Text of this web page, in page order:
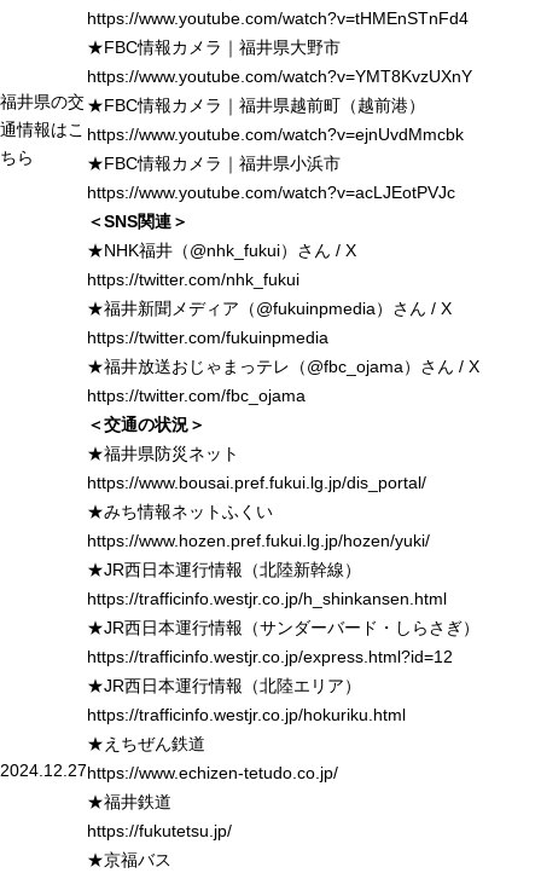
福井県の交
通情報はこ
ちら
2024.12.27
https://www.youtube.com/watch?v=tHMEnSTnFd4
★FBC情報カメラ｜福井県大野市
https://www.youtube.com/watch?v=YMT8KvzUXnY
★FBC情報カメラ｜福井県越前町（越前港）
https://www.youtube.com/watch?v=ejnUvdMmcbk
★FBC情報カメラ｜福井県小浜市
https://www.youtube.com/watch?v=acLJEotPVJc
＜SNS関連＞
★NHK福井（@nhk_fukui）さん / X
https://twitter.com/nhk_fukui
★福井新聞メディア（@fukuinpmedia）さん / X
https://twitter.com/fukuinpmedia
★福井放送おじゃまっテレ（@fbc_ojama）さん / X
https://twitter.com/fbc_ojama
＜交通の状況＞
★福井県防災ネット
https://www.bousai.pref.fukui.lg.jp/dis_portal/
★みち情報ネットふくい
https://www.hozen.pref.fukui.lg.jp/hozen/yuki/
★JR西日本運行情報（北陸新幹線）
https://trafficinfo.westjr.co.jp/h_shinkansen.html
★JR西日本運行情報（サンダーバード・しらさぎ）
https://trafficinfo.westjr.co.jp/express.html?id=12
★JR西日本運行情報（北陸エリア）
https://trafficinfo.westjr.co.jp/hokuriku.html
★えちぜん鉄道
https://www.echizen-tetudo.co.jp/
★福井鉄道
https://fukutetsu.jp/
★京福バス